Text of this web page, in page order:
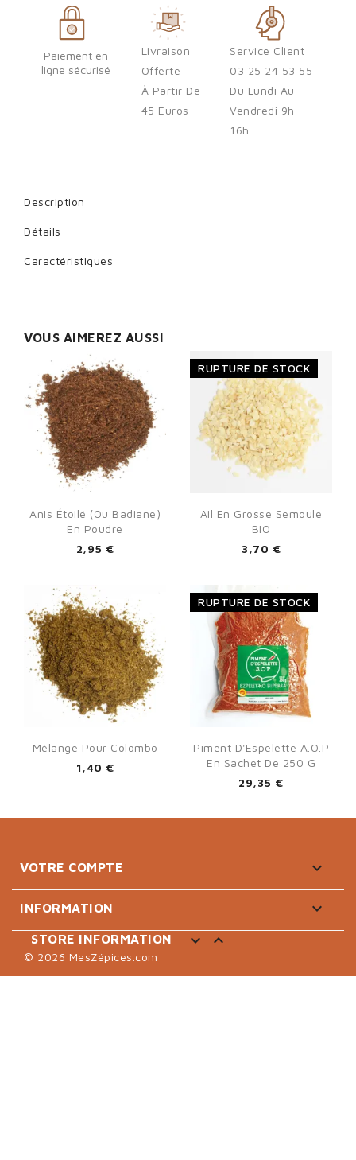
Paiement en
ligne sécurisé
Livraison
Offerte
À Partir De
45 Euros
Service Client
03 25 24 53 55
Du Lundi Au
Vendredi 9h-
16h
Description
Détails
Caractéristiques
VOUS AIMEREZ AUSSI
Anis Étoilé (ou Badiane)
En Poudre
2,95 €
Ail En Grosse Semoule
BIO
3,70 €
RUPTURE DE STOCK
Mélange Pour Colombo
1,40 €
Piment D'Espelette A.O.P
En Sachet De 250 G
29,35 €
RUPTURE DE STOCK
VOTRE COMPTE 
INFORMATION 
STORE INFORMATION  
© 2026 MesZépices.com
Sign in
You need to be logged in to save products in your wish list.